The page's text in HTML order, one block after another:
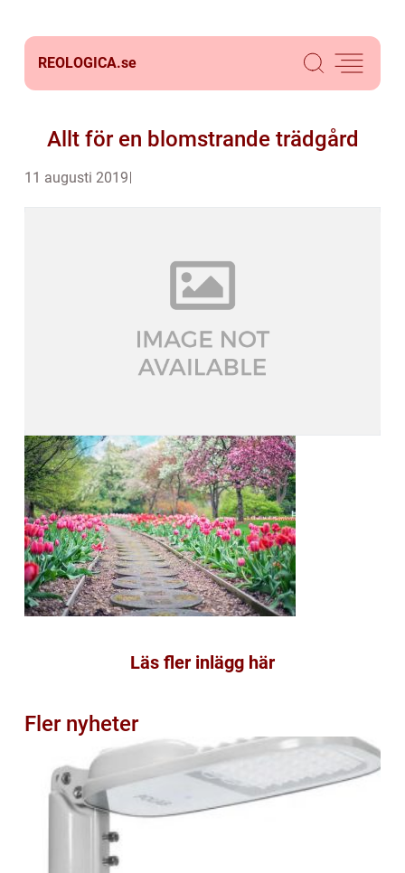
REOLOGICA.se
Allt för en blomstrande trädgård
11 augusti 2019
Läs fler inlägg här
Fler nyheter